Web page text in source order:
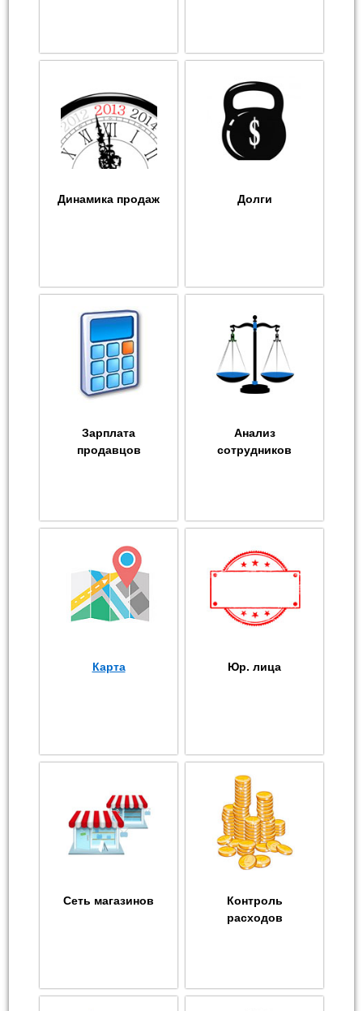
Динамика продаж Долги
Зарплата
продавцов
Анализ
сотрудников
Карта Юр. лица
Сеть магазинов
Контроль
расходов